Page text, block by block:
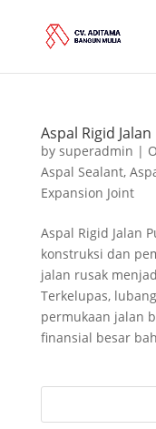
Aspal Rigid
by superadmin |
Aspal Sealant,
Expansion Joint
Aspal Rigid Jalan
konstruksi dan
jalan rusak
Terkelupas,
permukaan jalan
finansial besar